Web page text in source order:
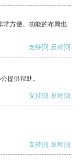
常方便。功能的布局也
支持[0] 反对[0]
提供帮助。
支持[0] 反对[0]
支持[0] 反对[0]